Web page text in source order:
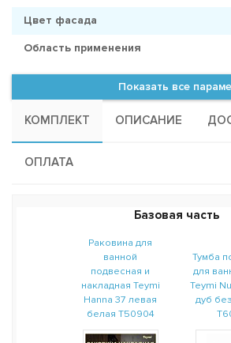
Цвет фасада
Область применения
Показать все
КОМПЛЕКТ ОПИСАНИЕ
ОПЛАТА
Базовая часть
Раковина для
ванной
подвесная и
накладная Teymi
Hanna 37 левая
белая T50904
Тумба
для
Teymi
дуб